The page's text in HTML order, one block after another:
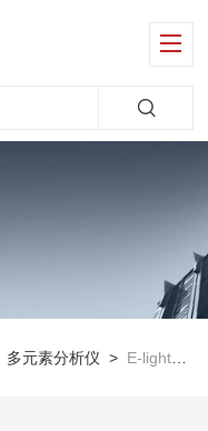
多元素分析仪 > E-light一级油（特级油）中P元素测试分析仪